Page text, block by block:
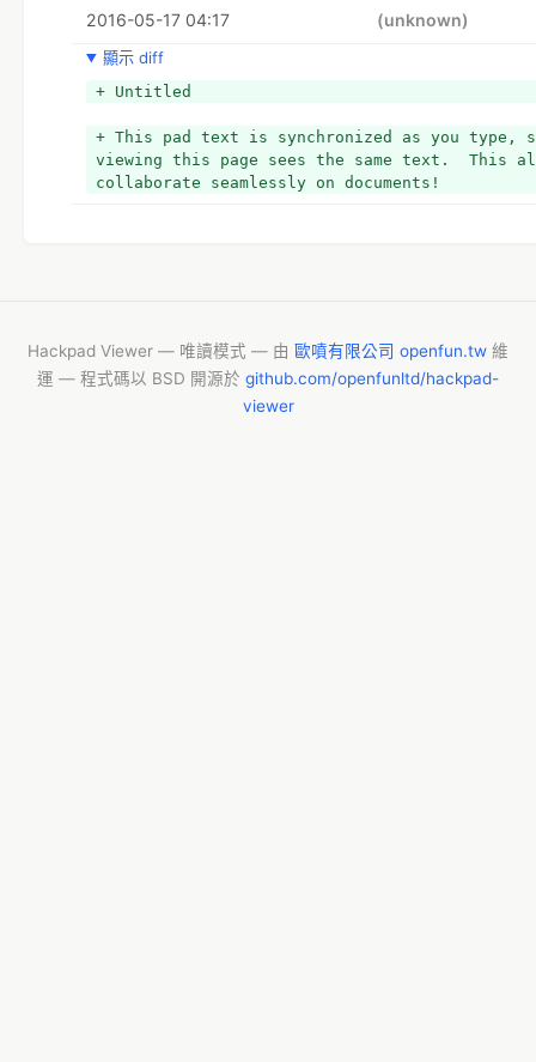
2016-05-17 04:17 (unknown)
顯示 diff
+ Untitled
+ This pad text is synchronized as you type,
viewing this page sees the same text.  This
collaborate seamlessly on documents!
Hackpad Viewer — 唯讀模式 — 由 歐噴有限公司 openfun.tw 維
運 — 程式碼以 BSD 開源於 github.com/openfunltd/hackpad-
viewer